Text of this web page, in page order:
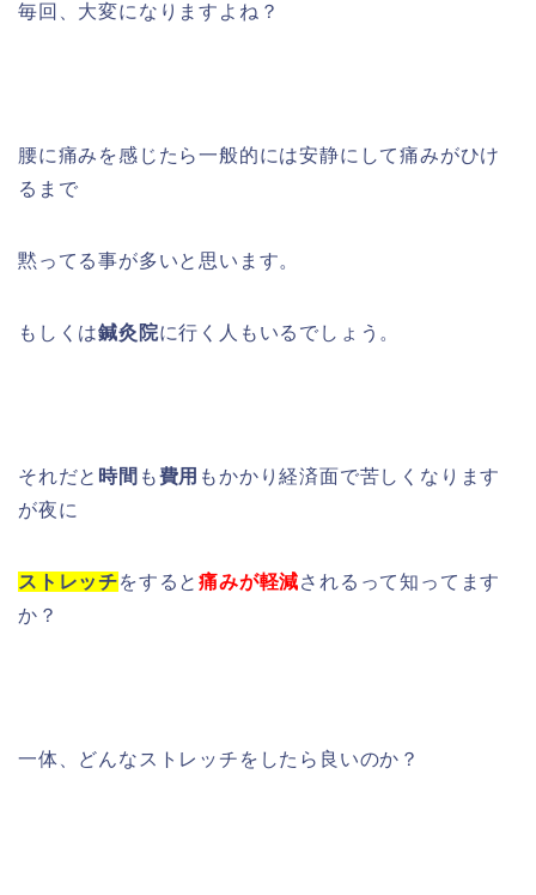
毎回、大変になりますよね？
腰に痛みを感じたら一般的には安静にして痛みがひけ
るまで
黙ってる事が多いと思います。
もしくは鍼灸院に行く人もいるでしょう。
それだと 時間 も費用 もかかり経済面で苦しくなります
が夜に
ストレッチをすると痛みが軽減されるって知ってます
か？
一体、どんなストレッチをしたら良いのか？